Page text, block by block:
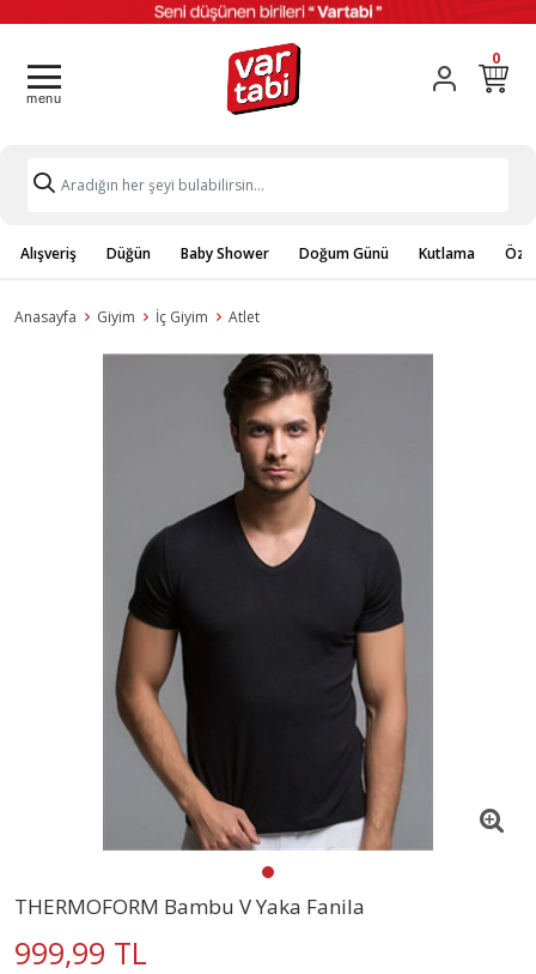
0
Alışveriş Düğün Baby Shower Doğum Günü Kutlama
Anasayfa Giyim İç Giyim Atlet
THERMOFORM Bambu V Yaka Fanila
999,99 TL